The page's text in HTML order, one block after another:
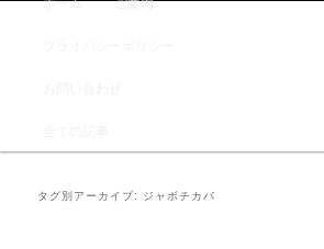
タグ別アーカイブ: ジャボチカバ